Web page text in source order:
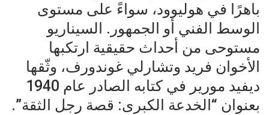
باهرًا في هوليوود، سواءً على مستوى
الوسط الفني أو الجمهور. السيناريو
مستوحى من أحداث حقيقية ارتكبها
الأخوان فريد وتشارلي غوندورف، وثّقها
ديفيد مورير في كتابه الصادر عام 1940
بعنوان “الخدعة الكبرى: قصة رجل الثقة”.